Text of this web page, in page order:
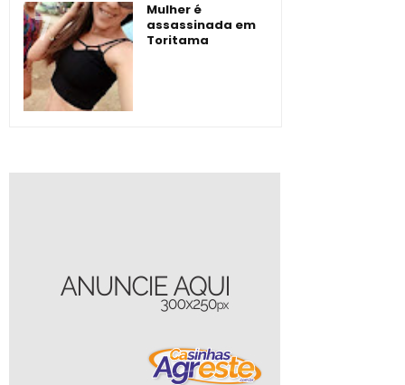
Mulher é
assassinada em
Toritama